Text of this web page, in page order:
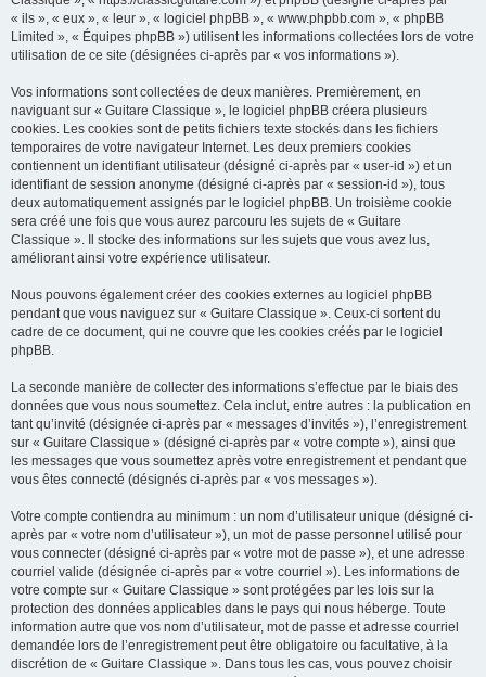
« ils », « eux », « leur », « logiciel phpBB », « www.phpbb.com », « phpBB
Limited », « Équipes phpBB ») utilisent les informations collectées lors de votre
utilisation de ce site (désignées ci-après par « vos informations »).
Vos informations sont collectées de deux manières. Premièrement, en
naviguant sur « Guitare Classique », le logiciel phpBB créera plusieurs
cookies. Les cookies sont de petits fichiers texte stockés dans les fichiers
temporaires de votre navigateur Internet. Les deux premiers cookies
contiennent un identifiant utilisateur (désigné ci-après par « user-id ») et un
identifiant de session anonyme (désigné ci-après par « session-id »), tous
deux automatiquement assignés par le logiciel phpBB. Un troisième cookie
sera créé une fois que vous aurez parcouru les sujets de « Guitare
Classique ». Il stocke des informations sur les sujets que vous avez lus,
améliorant ainsi votre expérience utilisateur.
Nous pouvons également créer des cookies externes au logiciel phpBB
pendant que vous naviguez sur « Guitare Classique ». Ceux-ci sortent du
cadre de ce document, qui ne couvre que les cookies créés par le logiciel
phpBB.
La seconde manière de collecter des informations s’effectue par le biais des
données que vous nous soumettez. Cela inclut, entre autres : la publication en
tant qu’invité (désignée ci-après par « messages d’invités »), l’enregistrement
sur « Guitare Classique » (désigné ci-après par « votre compte »), ainsi que
les messages que vous soumettez après votre enregistrement et pendant que
vous êtes connecté (désignés ci-après par « vos messages »).
Votre compte contiendra au minimum : un nom d’utilisateur unique (désigné ci-
après par « votre nom d’utilisateur »), un mot de passe personnel utilisé pour
vous connecter (désigné ci-après par « votre mot de passe »), et une adresse
courriel valide (désignée ci-après par « votre courriel »). Les informations de
votre compte sur « Guitare Classique » sont protégées par les lois sur la
protection des données applicables dans le pays qui nous héberge. Toute
information autre que vos nom d’utilisateur, mot de passe et adresse courriel
demandée lors de l’enregistrement peut être obligatoire ou facultative, à la
discrétion de « Guitare Classique ». Dans tous les cas, vous pouvez choisir